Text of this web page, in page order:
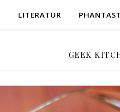
LITERATUR
GEEK